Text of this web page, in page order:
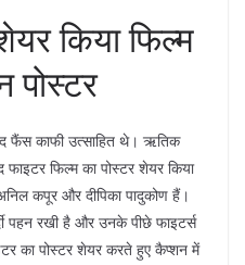
किया फिल्म
पोस्टर
फैंस काफी उत्साहित थे। ऋतिक
फिल्म का पोस्टर शेयर किया
कपूर और दीपिका पादुकोण हैं।
पहन रखी है और उनके पीछे फाइटर्स
का पोस्टर शेयर करते हुए कैप्शन में